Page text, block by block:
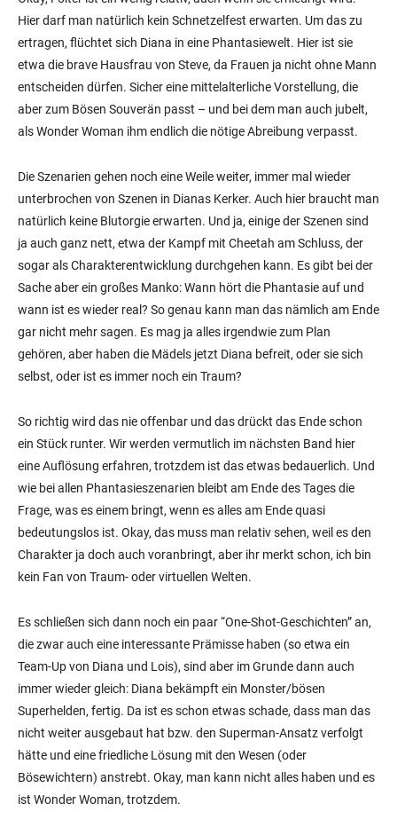
Hier darf man natürlich kein Schnetzelfest erwarten. Um das zu
ertragen, flüchtet sich Diana in eine Phantasiewelt. Hier ist sie
etwa die brave Hausfrau von Steve, da Frauen ja nicht ohne Mann
entscheiden dürfen. Sicher eine mittelalterliche Vorstellung, die
aber zum Bösen Souverän passt – und bei dem man auch jubelt,
als Wonder Woman ihm endlich die nötige Abreibung verpasst.
Die Szenarien gehen noch eine Weile weiter, immer mal wieder
unterbrochen von Szenen in Dianas Kerker. Auch hier braucht man
natürlich keine Blutorgie erwarten. Und ja, einige der Szenen sind
ja auch ganz nett, etwa der Kampf mit Cheetah am Schluss, der
sogar als Charakterentwicklung durchgehen kann. Es gibt bei der
Sache aber ein großes Manko: Wann hört die Phantasie auf und
wann ist es wieder real? So genau kann man das nämlich am Ende
gar nicht mehr sagen. Es mag ja alles irgendwie zum Plan
gehören, aber haben die Mädels jetzt Diana befreit, oder sie sich
selbst, oder ist es immer noch ein Traum?
So richtig wird das nie offenbar und das drückt das Ende schon
ein Stück runter. Wir werden vermutlich im nächsten Band hier
eine Auflösung erfahren, trotzdem ist das etwas bedauerlich. Und
wie bei allen Phantasieszenarien bleibt am Ende des Tages die
Frage, was es einem bringt, wenn es alles am Ende quasi
bedeutungslos ist. Okay, das muss man relativ sehen, weil es den
Charakter ja doch auch voranbringt, aber ihr merkt schon, ich bin
kein Fan von Traum- oder virtuellen Welten.
Es schließen sich dann noch ein paar “One-Shot-Geschichten” an,
die zwar auch eine interessante Prämisse haben (so etwa ein
Team-Up von Diana und Lois), sind aber im Grunde dann auch
immer wieder gleich: Diana bekämpft ein Monster/bösen
Superhelden, fertig. Da ist es schon etwas schade, dass man das
nicht weiter ausgebaut hat bzw. den Superman-Ansatz verfolgt
hätte und eine friedliche Lösung mit den Wesen (oder
Bösewichtern) anstrebt. Okay, man kann nicht alles haben und es
ist Wonder Woman, trotzdem.